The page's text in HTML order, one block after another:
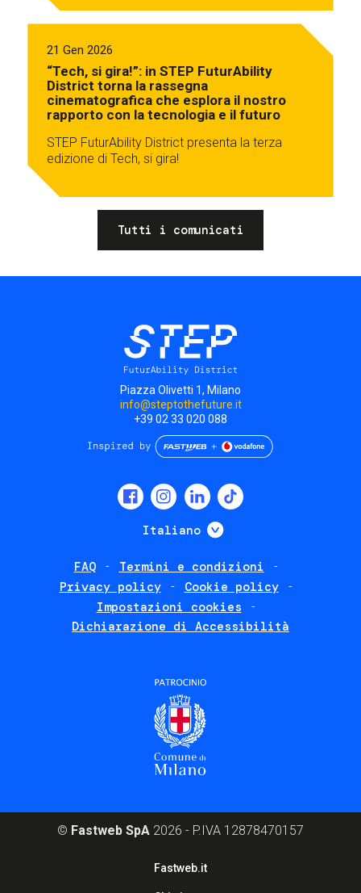
21 Gen 2026
“Tech, si gira!”: in STEP FuturAbility
District torna la rassegna
cinematografica che esplora il nostro
rapporto con la tecnologia e il futuro
STEP FuturAbility District presenta la terza
edizione di Tech, si gira!
Tutti i comunicati
Piazza Olivetti 1, Milano
info@steptothefuture.it
+39 02 33 020 088
Italiano Mostra ulteriori
FAQ
Termini e condizioni
Privacy policy
Cookie policy
Impostazioni cookies
Dichiarazione di Accessibilità
© Fastweb SpA 2026 - P.IVA 12878470157
Fastweb.it